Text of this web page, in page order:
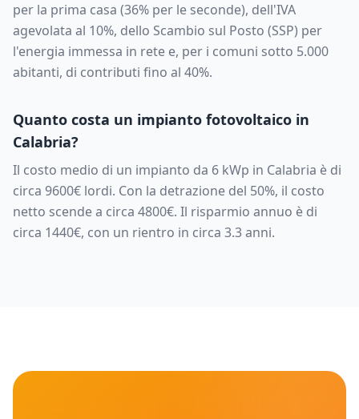
per la prima casa (36% per le seconde), dell'IVA
agevolata al 10%, dello Scambio sul Posto (SSP) per
l'energia immessa in rete e, per i comuni sotto 5.000
abitanti, di contributi fino al 40%.
Quanto costa un impianto fotovoltaico in
Calabria?
Il costo medio di un impianto da 6 kWp in Calabria è di
circa 9600€ lordi. Con la detrazione del 50%, il costo
netto scende a circa 4800€. Il risparmio annuo è di
circa 1440€, con un rientro in circa 3.3anni.